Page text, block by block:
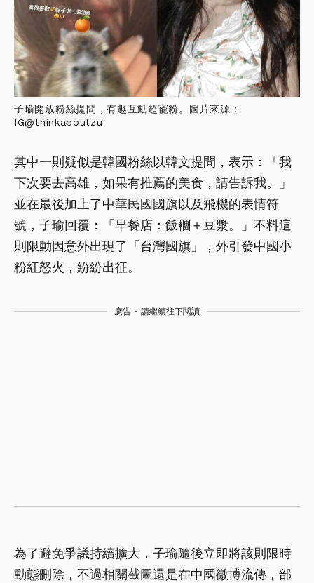
子瑜開放粉絲提問，有趣互動超寵粉。圖片來源：
IG@thinkaboutzu
其中一則疑似是韓國粉絲以韓文提問，表示：「我
下次要去高雄，如果有推薦的美食，請告訴我。」
並在最後加上了中華民國國旗以及飛機的表情符
號，子瑜回覆：「早餐店：飯糰＋豆漿。」不料這
則限動因意外出現了「台灣國旗」，外引發中國小
粉紅怒火，紛紛出征。
廣告 - 請繼續往下閱讀
為了避免爭議持續擴大，子瑜隨後立即將該則限時
動態刪除，不過相關截圖還是在中國微博流傳，部